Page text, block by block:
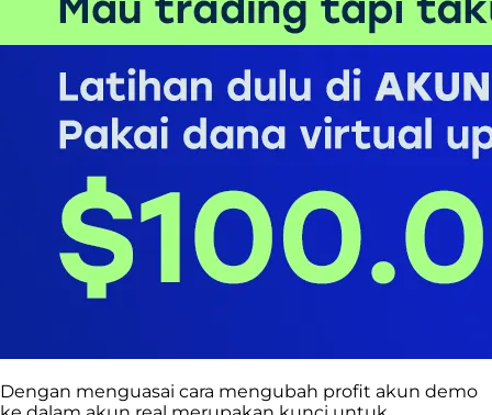
Dengan menguasai cara mengubah profit akun demo